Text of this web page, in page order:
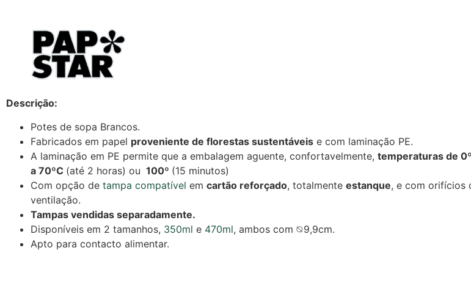
Descrição:
Potes de sopa Brancos.
Fabricados em papel proveniente de florestas sustentáveis e com laminação PE.
A laminação em PE permite que a embalagem aguente, confortavelmente, temperaturas de
a 70ºC (até 2 horas) ou 100º (15 minutos)
Com opção de tampa compatível em cartão reforçado, totalmente estanque, e com orifícios
ventilação.
Tampas vendidas separadamente.
Disponíveis em 2 tamanhos, 350ml e 470ml, ambos com ⦰9,9cm.
Apto para contacto alimentar.